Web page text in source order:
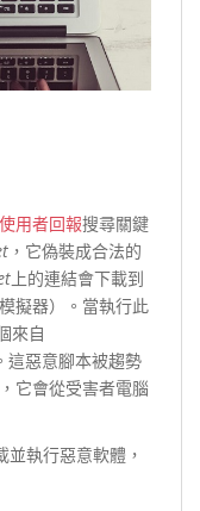
用者回報搜尋關鍵
，它偽裝成合法的
上的連結會下載到
擬器）。當執行此
來自
惡意腳本被趨勢
它會從受害者電腦
執行惡意軟體，